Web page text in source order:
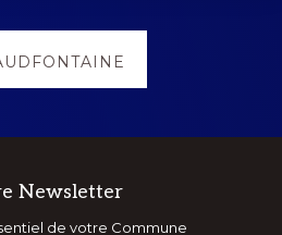
Newsletter
de votre Commune